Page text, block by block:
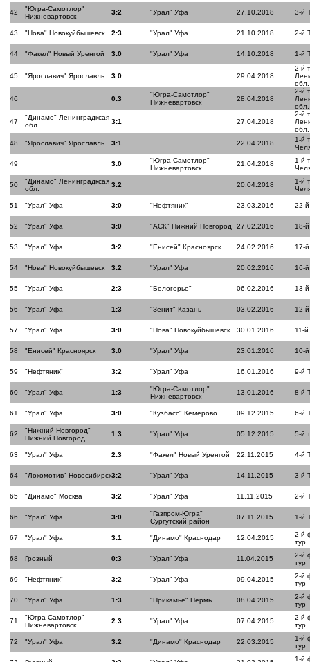
42
"Югра-Самотлор"
Нижневартовск
3:2 "Урал" Уфа 27.10.2018 3-й
43 "Нова" Новокуйбышевск 2:3 "Урал" Уфа 21.10.2018 2-й
44 "Факел" Новый Уренгой 3:0 "Урал" Уфа 14.10.2018 1-й
45 "Ярославич" Ярославль 3:0 29.04.2018
2-й
обл.
46
0:3
"Югра-Самотлор"
Нижневартовск
28.04.2018
2-й
обл.
47
"Динамо" Ленинградксая
обл.
3:1 27.04.2018
2-й
обл.
48
"Ярославич" Ярославль 3:1 22.04.2018
1-й
49 3:0
"Югра-Самотлор"
Нижневартовск
21.04.2018
1-й
50
"Динамо" Ленинградксая
обл.
3:2 20.04.2018
1-й
51 "Урал" Уфа 3:0 "Нефтяник" 23.03.2016 22-й
52 "Урал" Уфа 3:0 "АСК" Нижний Новгород 27.02.2016 18-
53 "Урал" Уфа 3:2 "Енисей" Красноярск 24.02.2016 17-
54 "Нова" Новокуйбышевск 3:2 "Урал" Уфа 20.02.2016 16-
55 "Урал" Уфа 2:3 "Белогорье" 06.02.2016 13-
56 "Урал" Уфа 1:3 "Зенит" Казань 03.02.2016 12-
57 "Урал" Уфа 3:0 "Нова" Новокуйбышевск 30.01.2016 11-й
58 "Енисей" Красноярск 3:0 "Урал" Уфа 23.01.2016 10-
59 "Нефтяник" 3:2 "Урал" Уфа 16.01.2016 9-й
60 "Урал" Уфа 1:3
"Югра-Самотлор"
Нижневартовск
13.01.2016 8-й
61 "Урал" Уфа 3:0 "Кузбасс" Кемерово 09.12.2015 6-й
62
"Нижний Новгород"
Нижний Новгород
1:3 "Урал" Уфа 05.12.2015 5-й
63 "Урал" Уфа 2:3 "Факел" Новый Уренгой 22.11.2015 4-й
64 "Локомотив" Новосибирск3:2 "Урал" Уфа 14.11.2015 3-й
65 "Динамо" Москва 3:2 "Урал" Уфа 11.11.2015 2-й
66 "Урал" Уфа 3:0
"Газпром-Югра"
Сургутский район
07.11.2015 1-й
67 "Урал" Уфа 3:1 "Динамо" Краснодар 12.04.2015
2-й
тур
68 Грозный 0:3 "Урал" Уфа 11.04.2015
2-й
тур
69 "Нефтяник" 3:2 "Урал" Уфа 09.04.2015
2-й
тур
70 "Урал" Уфа 1:3 "Прикамье" Пермь 08.04.2015
2-й
тур
71
"Югра-Самотлор"
Нижневартовск
2:3 "Урал" Уфа 07.04.2015
2-й
тур
72 "Урал" Уфа 3:2 "Динамо" Краснодар 22.03.2015
1-й
тур
1-й